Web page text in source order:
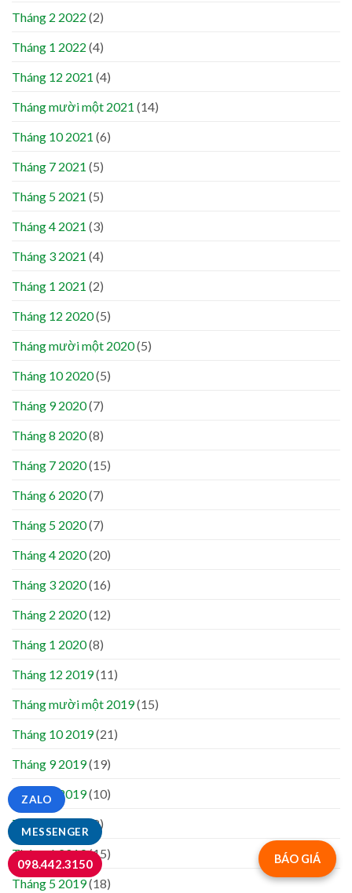
Tháng 2 2022 (2)
Tháng 1 2022 (4)
Tháng 12 2021 (4)
Tháng mười một 2021 (14)
Tháng 10 2021 (6)
Tháng 7 2021 (5)
Tháng 5 2021 (5)
Tháng 4 2021 (3)
Tháng 3 2021 (4)
Tháng 1 2021 (2)
Tháng 12 2020(5)
Tháng mười một 2020(5)
Tháng 10 2020(5)
Tháng 9 2020(7)
Tháng 8 2020(8)
Tháng 7 2020(15)
Tháng 6 2020(7)
Tháng 5 2020(7)
Tháng 4 2020(20)
Tháng 3 2020(16)
Tháng 2 2020(12)
Tháng 1 2020(8)
Tháng 12 2019(11)
Tháng mười một 2019(15)
Tháng 10 2019(21)
Tháng 9 2019(19)
Tháng 8 2019(10)
Tháng 7 2019
(8)
Tháng 6 2019(15)
Tháng 5 2019(18)
BÁO GIÁ
MESSENGER
ZALO
098.442.3150